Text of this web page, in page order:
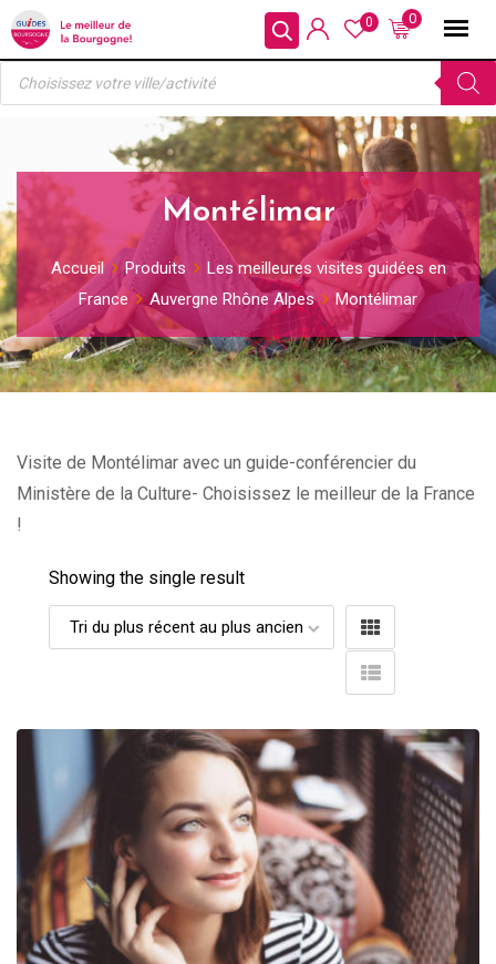
Skip
to
content
0
0
Recherche
produits
Montélimar
Accueil Produits
Les meilleures visites guidées en
France
Auvergne Rhône Alpes Montélimar
Visite de Montélimar avec un guide-conférencier du
Ministère de la Culture- Choisissez le meilleur de la France
!
Showing the single result